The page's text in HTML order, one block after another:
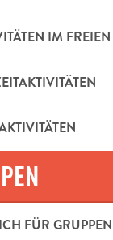
IM FREIEN
FÜR GRUPPEN